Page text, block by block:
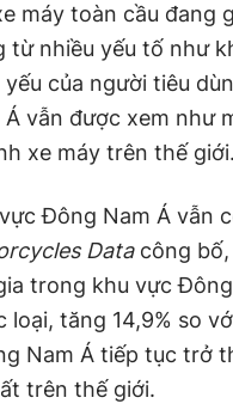
máy toàn cầu đang
nhiều yếu tố như
của người tiêu
vẫn được xem như
xe máy trên thế giới.
Đông Nam Á vẫn
Datacông bố,
trong khu vực
loại, tăng 14,9% so
Nam Á tiếp tục trở
trên thế giới.